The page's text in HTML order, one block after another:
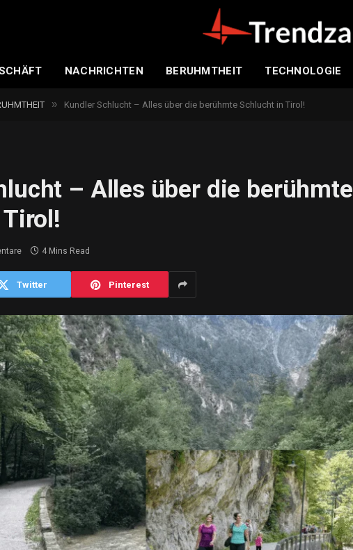
NACHRICHTEN BERUHMTHEIT TECHNOLOGIE
» Kundler Schlucht – Alles über die berühmte Schlucht in Tirol!
– Alles über die berühmte
4 Mins Read
Twitter Pinterest